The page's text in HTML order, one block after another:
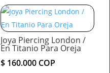
Joya Piercing London /
En Titanio Para Oreja
$160.000COP